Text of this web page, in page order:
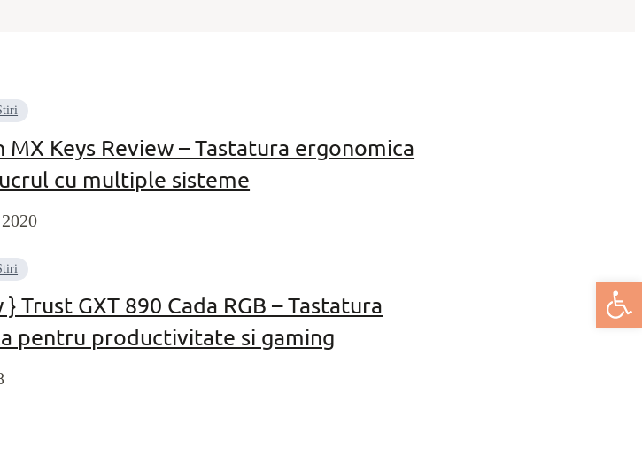
Deschide
MX Keys Review – Tastatura ergonomica
cu multiple sisteme
} Trust GXT 890 Cada RGB – Tastatura
pentru productivitate si gaming